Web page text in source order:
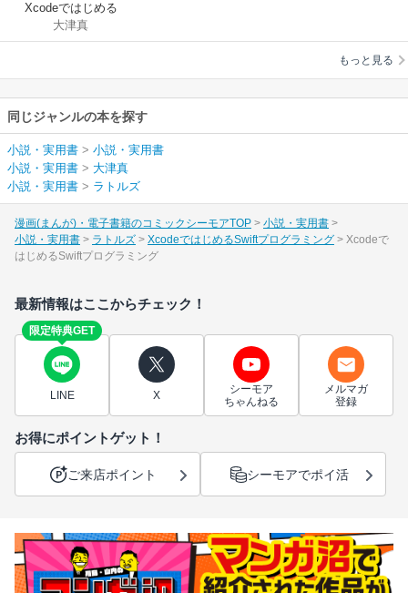
Xcodeではじめる
Swiftプログラミング
大津真
もっと見る
同じジャンルの本を探す
小説・実用書 > 小説・実用書
小説・実用書 > 大津真
小説・実用書 > ラトルズ
漫画(まんが)・電子書籍のコミックシーモアTOP
小説・実用書
小説・実用書
ラトルズ XcodeではじめるSwiftプログラミング
Xcodeで
はじめるSwiftプログラミング
最新情報はここからチェック！
限定特典GET
LINE X
シーモア
ちゃんねる
メルマガ
登録
お得にポイントゲット！
ご来店ポイント シーモアでポイ活